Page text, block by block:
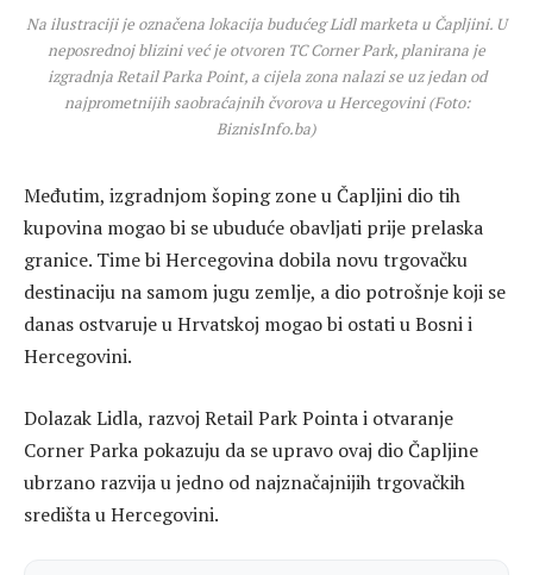
Na ilustraciji je označena lokacija budućeg Lidl marketa u Čapljini. U
neposrednoj blizini već je otvoren TC Corner Park, planirana je
izgradnja Retail Parka Point, a cijela zona nalazi se uz jedan od
najprometnijih saobraćajnih čvorova u Hercegovini (Foto:
BiznisInfo.ba)
Međutim, izgradnjom šoping zone u Čapljini dio tih
kupovina mogao bi se ubuduće obavljati prije prelaska
granice. Time bi Hercegovina dobila novu trgovačku
destinaciju na samom jugu zemlje, a dio potrošnje koji se
danas ostvaruje u Hrvatskoj mogao bi ostati u Bosni i
Hercegovini.
Dolazak Lidla, razvoj Retail Park Pointa i otvaranje
Corner Parka pokazuju da se upravo ovaj dio Čapljine
ubrzano razvija u jedno od najznačajnijih trgovačkih
središta u Hercegovini.